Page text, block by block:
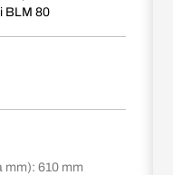
BLM 80
mm): 610 mm